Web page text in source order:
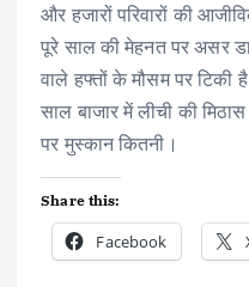
और हजारों परिवारों की
पूरे साल की मेहनत पर असर
वाले हफ्तों के मौसम पर टिकी
साल बाजार में लीची की
पर मुस्कान कितनी।
Share this:
Facebook